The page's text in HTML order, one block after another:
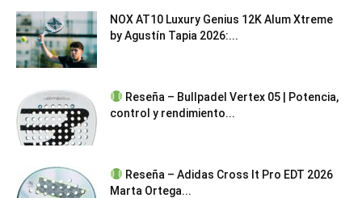
NOX AT10 Luxury Genius 12K Alum Xtreme
by Agustín Tapia 2026:...
Reseña – Bullpadel Vertex 05 | Potencia,
control y rendimiento...
Reseña – Adidas Cross It Pro EDT 2026
Marta Ortega...